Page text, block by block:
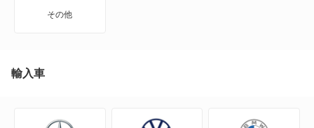
C5 エアクロス SUV
その他
輸入車